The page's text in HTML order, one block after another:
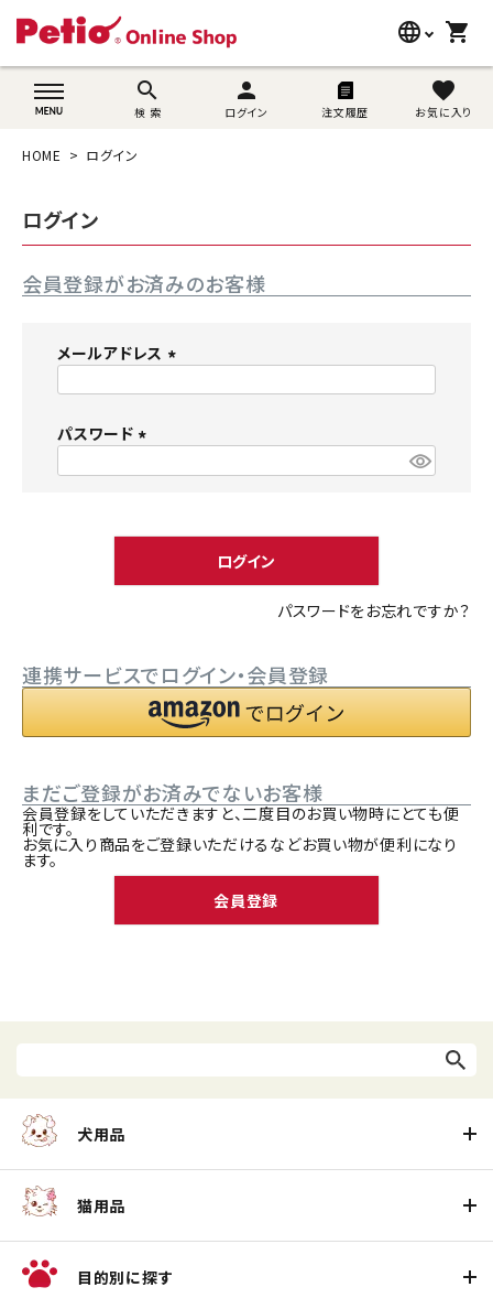
language
wovn-lang-name
shopping_cart
search
検 索
person
ログイン 注文履歴
favorite
お気に入り
search
うさぎ用品
ブランド別に探す
目的別に探す
SNS
ようこそ ゲスト 様
person 新規会員登録
HOME ログイン
ログイン
会員登録がお済みのお客様
メールアドレス
パスワード
)
ログイン
パスワードをお忘れですか？
連携サービスでログイン・会員登録
まだご登録がお済みでないお客様
会員登録をしていただきますと、二度目のお買い物時にとても便
利です。
お気に入り商品をご登録いただけるなどお買い物が便利になり
ます。
会員登録
犬用品
猫用品
目的別に探す